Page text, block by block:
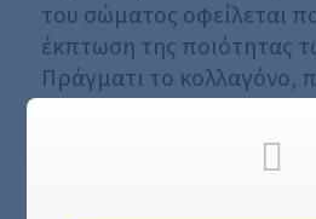
του σώματος οφείλεται
έκπτωση της ποιότητας
Πράγματι το κολλαγόνο,
των αρθρώσεων,
πέρασμα του χρόνου και